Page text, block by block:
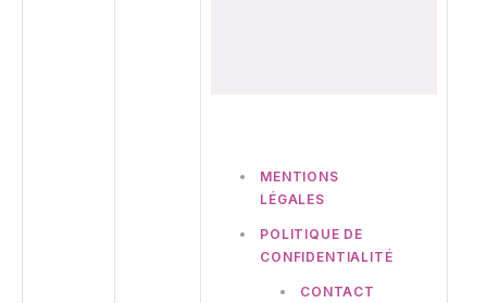
MENTIONS
LÉGALES
POLITIQUE DE
CONFIDENTIALITÉ
CONTACT